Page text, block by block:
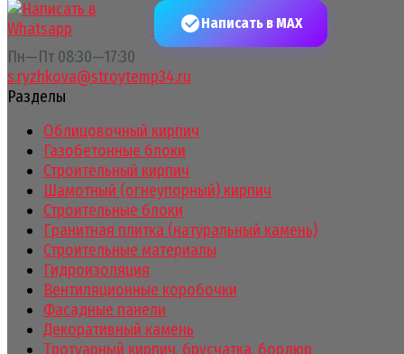
Написать в MAX
Пн—Пт 08:30—17:30
s.ryzhkova@stroytemp34.ru
Разделы
Облицовочный кирпич
Газобетонные блоки
Строительный кирпич
Шамотный (огнеупорный) кирпич
Строительные блоки
Гранитная плитка (натуральный камень)
Строительные материалы
Гидроизоляция
Вентиляционные коробочки
Фасадные панели
Декоративный камень
Тротуарный кирпич, брусчатка, бордюр